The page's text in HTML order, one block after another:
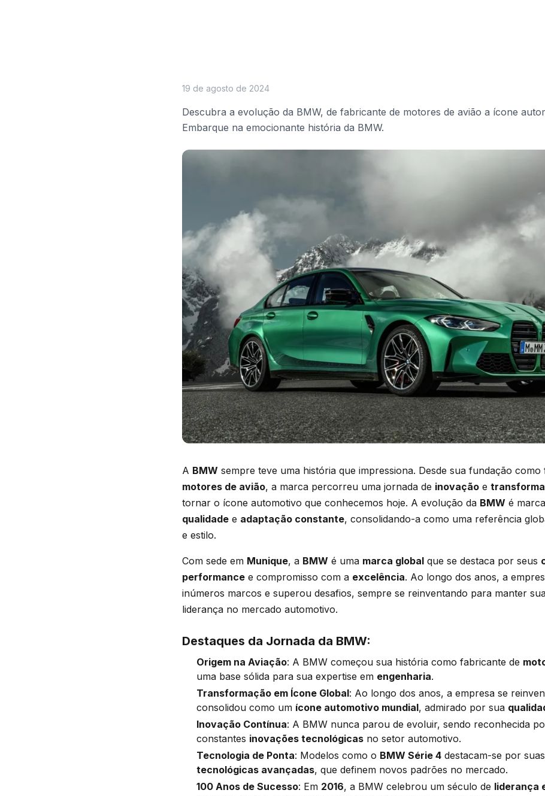
19 de agosto de 2024
Descubra a evolução da BMW, de fabricante de motores de avião a ícone
Embarque na emocionante história da BMW.
A BMW sempre teve uma história que impressiona. Desde sua fundação como
motores de avião, a marca percorreu uma jornada de inovação e
tornar o ícone automotivo que conhecemos hoje. A evolução da BMW é
qualidade e adaptação constante, consolidando-a como uma referência
e estilo.
Com sede em Munique, a BMW é uma marca global que se destaca por seus
performance e compromisso com a excelência. Ao longo dos anos, a
inúmeros marcos e superou desafios, sempre se reinventando para manter
liderança no mercado automotivo.
Destaques da Jornada da BMW:
Origem na Aviação: A BMW começou sua história como fabricante de
uma base sólida para sua expertise em engenharia.
Transformação em Ícone Global: Ao longo dos anos, a empresa se
consolidou como um ícone automotivo mundial, admirado por sua
Inovação Contínua: A BMW nunca parou de evoluir, sendo reconhecida
constantes inovações tecnológicas no setor automotivo.
Tecnologia de Ponta: Modelos como o BMW Série 4 destacam-se por suas
tecnológicas avançadas, que definem novos padrões no mercado.
100 Anos de Sucesso: Em 2016, a BMW celebrou um século de liderança